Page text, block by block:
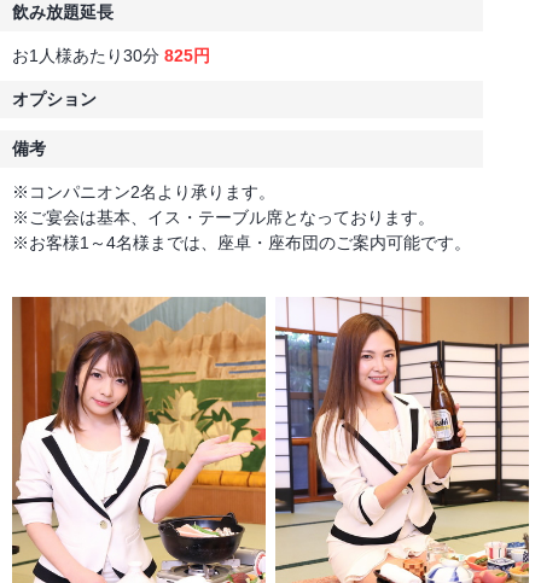
飲み放題延長
お1人様あたり30分 825円
オプション
備考
※コンパニオン2名より承ります。
※ご宴会は基本、イス・テーブル席となっております。
※お客様1～4名様までは、座卓・座布団のご案内可能です。